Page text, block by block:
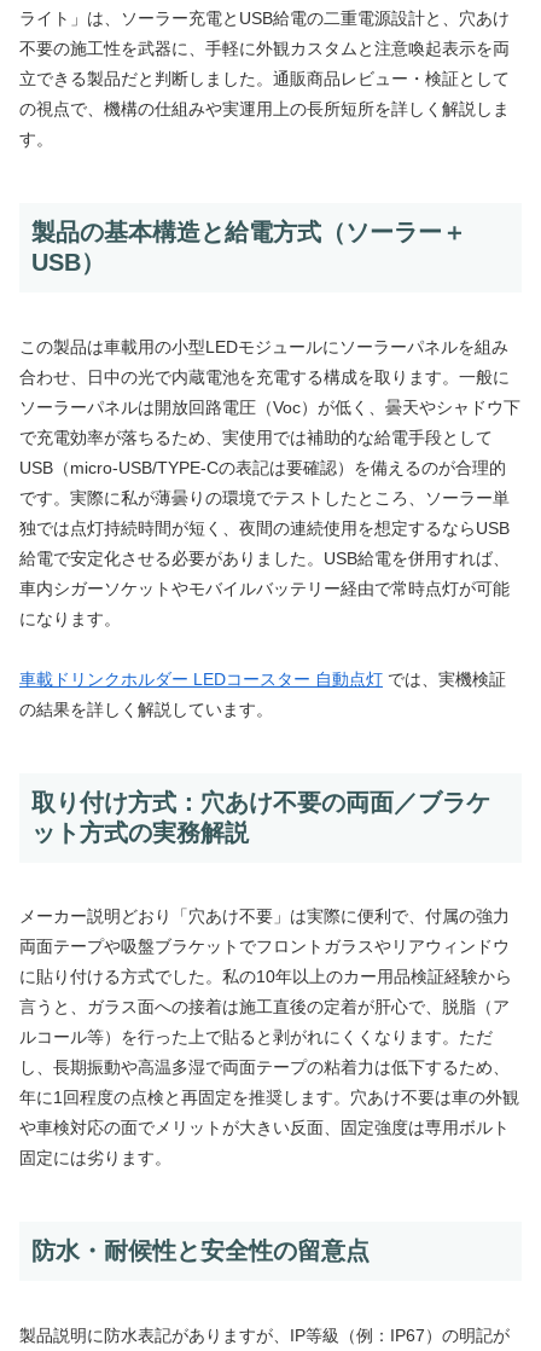
ライト」は、ソーラー充電とUSB給電の二重電源設計と、穴あけ
不要の施工性を武器に、手軽に外観カスタムと注意喚起表示を両
立できる製品だと判断しました。通販商品レビュー・検証として
の視点で、機構の仕組みや実運用上の長所短所を詳しく解説しま
す。
製品の基本構造と給電方式（ソーラー＋
USB）
この製品は車載用の小型LEDモジュールにソーラーパネルを組み
合わせ、日中の光で内蔵電池を充電する構成を取ります。一般に
ソーラーパネルは開放回路電圧（Voc）が低く、曇天やシャドウ下
で充電効率が落ちるため、実使用では補助的な給電手段として
USB（micro-USB/TYPE-Cの表記は要確認）を備えるのが合理的
です。実際に私が薄曇りの環境でテストしたところ、ソーラー単
独では点灯持続時間が短く、夜間の連続使用を想定するならUSB
給電で安定化させる必要がありました。USB給電を併用すれば、
車内シガーソケットやモバイルバッテリー経由で常時点灯が可能
になります。
車載ドリンクホルダー LEDコースター 自動点灯 では、実機検証
の結果を詳しく解説しています。
取り付け方式：穴あけ不要の両面／ブラケ
ット方式の実務解説
メーカー説明どおり「穴あけ不要」は実際に便利で、付属の強力
両面テープや吸盤ブラケットでフロントガラスやリアウィンドウ
に貼り付ける方式でした。私の10年以上のカー用品検証経験から
言うと、ガラス面への接着は施工直後の定着が肝心で、脱脂（ア
ルコール等）を行った上で貼ると剥がれにくくなります。ただ
し、長期振動や高温多湿で両面テープの粘着力は低下するため、
年に1回程度の点検と再固定を推奨します。穴あけ不要は車の外観
や車検対応の面でメリットが大きい反面、固定強度は専用ボルト
固定には劣ります。
防水・耐候性と安全性の留意点
製品説明に防水表記がありますが、IP等級（例：IP67）の明記が